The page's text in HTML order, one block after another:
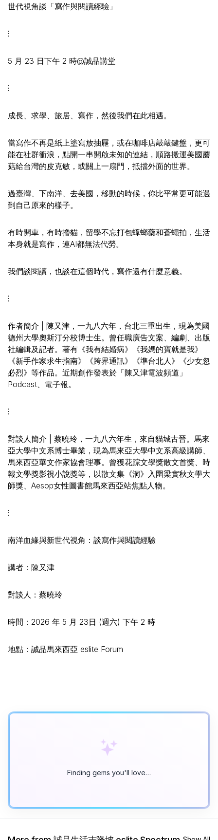
世代視角談「寫作與閱讀經驗」
⫶
5 月 23 日下午 2 時@誠品講堂
⫶
成長、求學、旅居、寫作，然後我們在此相遇。
當寫作不再是紙上塗寫放抽屜，或在咖啡店敲敲鍵盤，更可
能在社群衝浪，點開一串開啟未知的連結，順路搬運美國蘑
菇給台灣的皮克敏，或關上一扇門，抵擋外面的世界。
過臺灣、下南洋、去美國，移動的時候，你比平常更可能遇
到自己原來的樣子。
有時開車，有時擼貓，留學不忘打包蟑螂藥和蒼蠅拍，生活
本身就是寫作，連AI都無法代勞。
我們談閱讀，也談在這個時代，寫作還有什麼意義。
⫶
作者簡介 | 陳又津，一九八六年，台北三重出生，現為美國
德州大學奧斯汀分校博士生。曾任職廣告文案、編劇、出版
社編輯及記者。著有《我有結婚病》《我媽的寶就是我》
《新手作家求生指南》《跨界通訊》《準台北人》《少女忽
必烈》等作品。近期創作發表於「陳又津電波頻道」
Podcast、電子報。
⫶
對談人簡介 | 蔡曉玲，一九八六年生，來自貓城古晉。馬來
亞大學中文系博士畢業，現為馬來亞大學中文系高級講師、
馬來西亞華文作家協會理事。曾獲花踪文學獎散文首獎、時
報文學獎影視小說獎等，以散文集《洞》入圍梁實秋文學大
師獎、Aesop女性圖書館馬來西亞站焦點人物。
⫶
南洋血緣與新世代視角：談寫作與閱讀經驗
講者：陳又津
對談人：蔡曉玲
時間：2026 年 5 月 23日 (週六) 下午 2 時
地點：誠品馬來西亞 eslite Forum
Finding gems you'll love…